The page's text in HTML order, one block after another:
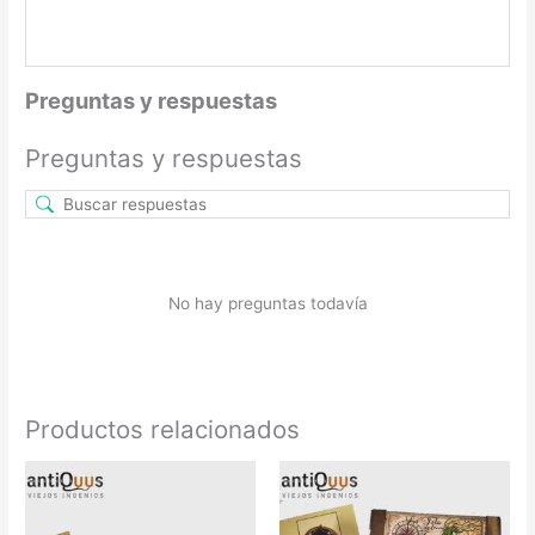
Preguntas y respuestas
Preguntas y respuestas
No hay preguntas todavía
Productos relacionados
tiene